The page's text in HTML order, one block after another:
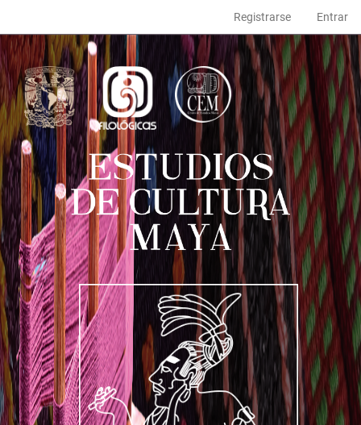
Contenido
principal
Barra
lateral
Registrarse Entrar